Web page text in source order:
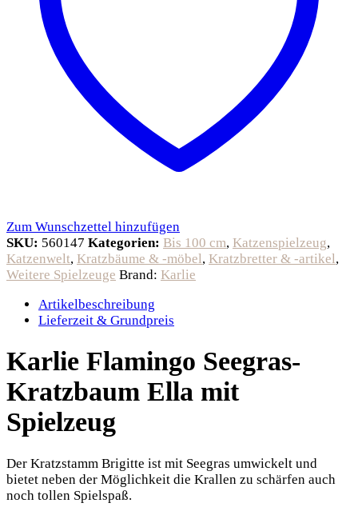
Zum Wunschzettel hinzufügen
SKU: 560147 Kategorien: Bis 100 cm, Katzenspielzeug,
Katzenwelt, Kratzbäume & -möbel, Kratzbretter & -artikel,
Weitere Spielzeuge Brand: Karlie
Artikelbeschreibung
Lieferzeit & Grundpreis
Karlie Flamingo Seegras-
Kratzbaum Ella mit
Spielzeug
Der Kratzstamm Brigitte ist mit Seegras umwickelt und
bietet neben der Möglichkeit die Krallen zu schärfen auch
noch tollen Spielspaß.